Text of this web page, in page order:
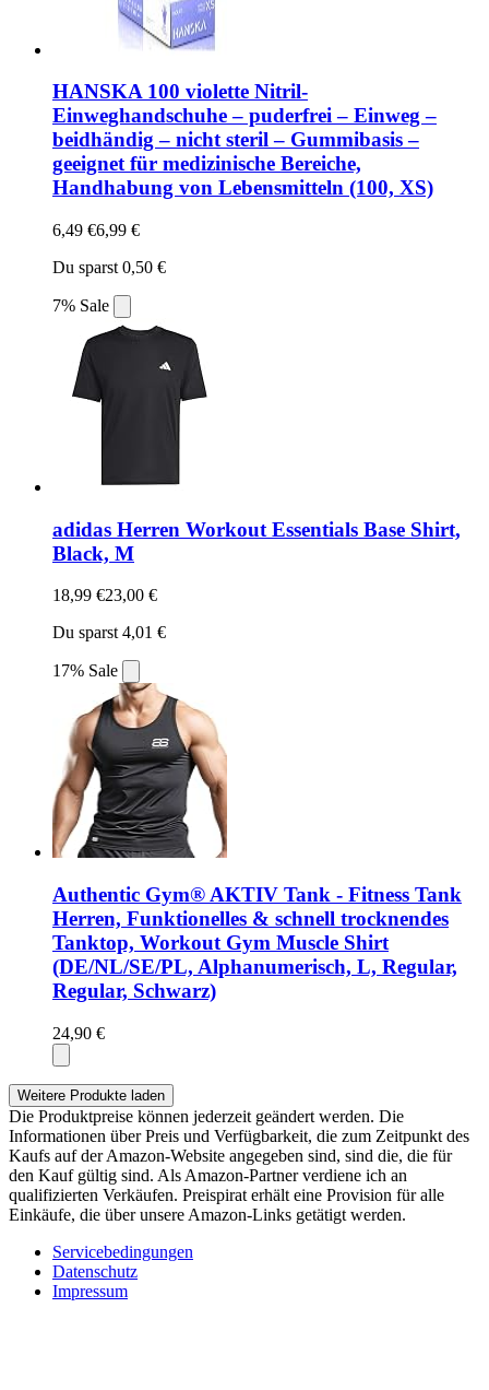
HANSKA 100 violette Nitril-
Einweghandschuhe – puderfrei – Einweg –
beidhändig – nicht steril – Gummibasis –
geeignet für medizinische Bereiche,
Handhabung von Lebensmitteln (100, XS)
6,49 €6,99 €
Du sparst 0,50 €
7% Sale
adidas Herren Workout Essentials Base Shirt,
Black, M
18,99 €23,00 €
Du sparst 4,01 €
17% Sale
Authentic Gym® AKTIV Tank - Fitness Tank
Herren, Funktionelles & schnell trocknendes
Tanktop, Workout Gym Muscle Shirt
(DE/NL/SE/PL, Alphanumerisch, L, Regular,
Regular, Schwarz)
24,90 €
Weitere Produkte laden
Die Produktpreise können jederzeit geändert werden. Die
Informationen über Preis und Verfügbarkeit, die zum Zeitpunkt des
Kaufs auf der Amazon-Website angegeben sind, sind die, die für
den Kauf gültig sind. Als Amazon-Partner verdiene ich an
qualifizierten Verkäufen. Preispirat erhält eine Provision für alle
Einkäufe, die über unsere Amazon-Links getätigt werden.
Servicebedingungen
Datenschutz
Impressum